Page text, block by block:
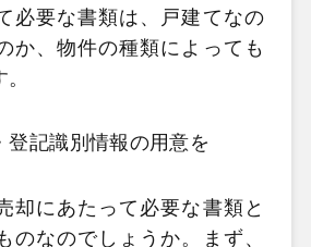
必要な書類は、戸建てなの
か、物件の種類によっても
登記識別情報の用意を
却にあたって必要な書類と
のなのでしょうか。まず、